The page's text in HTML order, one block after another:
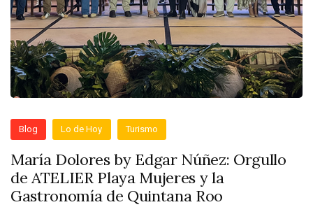
Blog Lo de Hoy Turismo
María Dolores by Edgar Núñez: Orgullo
de ATELIER Playa Mujeres y la
Gastronomía de Quintana Roo